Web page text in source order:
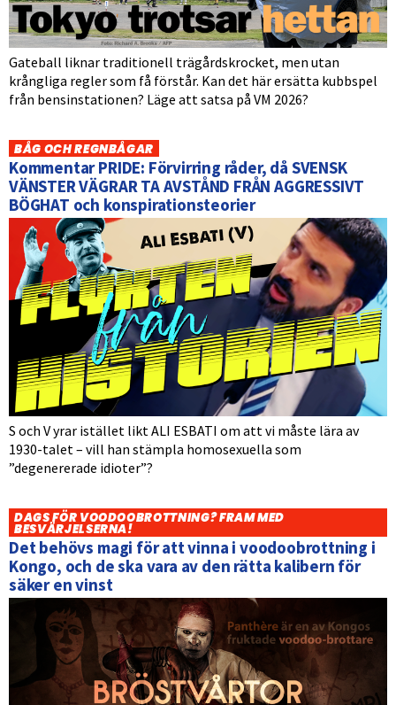
Gateball liknar traditionell trägårdskrocket, men utan
krångliga regler som få förstår. Kan det här ersätta kubbspel
från bensinstationen? Läge att satsa på VM 2026?
BÅG OCH REGNBÅGAR
Kommentar PRIDE: Förvirring råder, då SVENSK
VÄNSTER VÄGRAR TA AVSTÅND FRÅN AGGRESSIVT
BÖGHAT och konspirationsteorier
S och V yrar istället likt ALI ESBATI om att vi måste lära av
1930-talet – vill han stämpla homosexuella som
”degenererade idioter”?
DAGS FÖR VOODOOBROTTNING? FRAM MED
BESVÄRJELSERNA!
Det behövs magi för att vinna i voodoobrottning i
Kongo, och de ska vara av den rätta kalibern för
säker en vinst